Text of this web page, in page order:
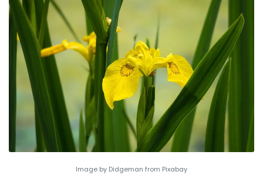
Image by Didgeman from Pixabay